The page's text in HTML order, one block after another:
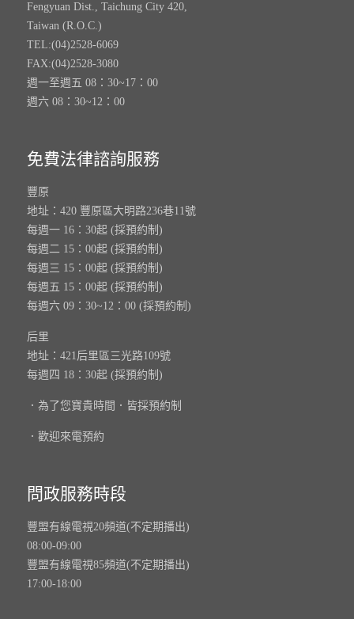
Fengyuan Dist., Taichung City 420,
Taiwan (R.O.C.)
TEL:(04)2528-6069
FAX:(04)2528-3080
週一至週五 08：30~17：00
週六 08：30~12：00
免費法律諮詢服務
豐原
地址：420 豐原區大明路236巷11號
每週一 16：30起 (採預約制)
每週二 15：00起 (採預約制)
每週三 15：00起 (採預約制)
每週五 15：00起 (採預約制)
每週六 09：30~12：00 (採預約制)
后里
地址：421后里區三光路109號
每週四 18：30起 (採預約制)
．為了您寶貴時間．皆採預約制
．歡迎來電預約
問政服務時段
豐盟有線電視20頻道(不定期播出)
08:00-09:00
豐盟有線電視85頻道(不定期播出)
17:00-18:00